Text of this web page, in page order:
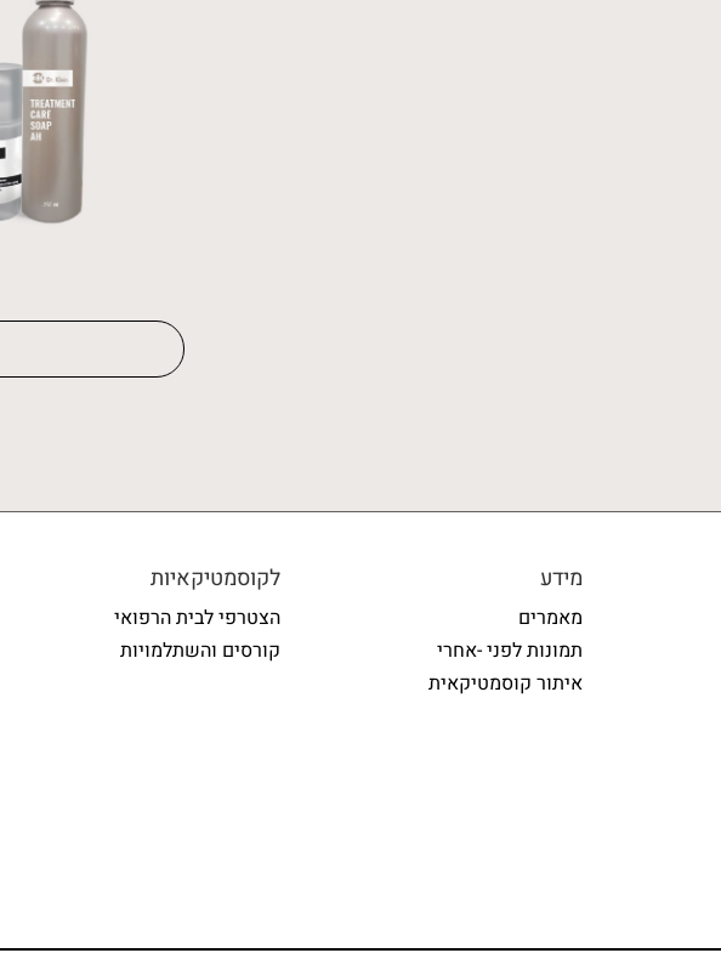
לקוסמטיקאיות
הצטרפי לבית הרפואי
קורסים והשתלמויות
מידע
מאמרים
תמונות לפני -אחרי
איתור קוסמטיקאית